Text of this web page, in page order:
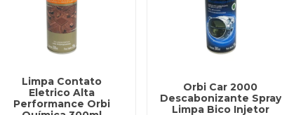
Limpa Contato
Eletrico Alta
Performance Orbi
Orbi Car 2000
Descabonizante Spray
Limpa Bico Injetor